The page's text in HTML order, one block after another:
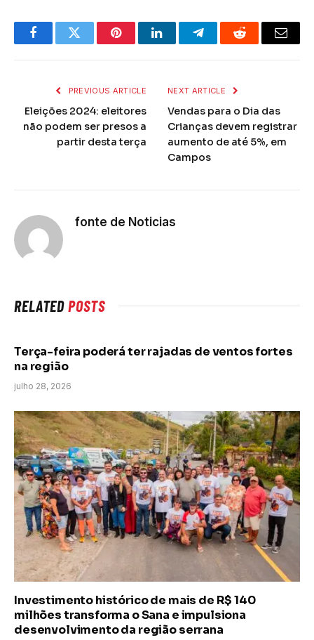
FacebookTwitter PinterestLinkedInTelegramReddit Email
PREVIOUS ARTICLE
Eleições 2024: eleitores
não podem ser presos a
partir desta terça
NEXT ARTICLE
Vendas para o Dia das
Crianças devem registrar
aumento de até 5%, em
Campos
fonte de Noticias
RELATEDPOSTS
Terça-feira poderá ter rajadas de ventos fortes
na região
julho 28, 2026
Investimento histórico de mais de R$ 140
milhões transforma o Sana e impulsiona
desenvolvimento da região serrana